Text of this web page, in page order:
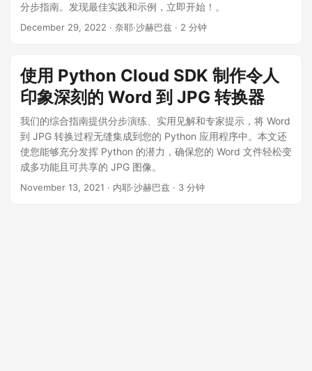
分步指南。发现最佳实践和示例，立即开始！。
December 29, 2022 · 奈耶·沙赫巴兹 · 2 分钟
使用 Python Cloud SDK 制作令人
印象深刻的 Word 到 JPG 转换器
我们的综合指南提供分步演练、实用见解和专家提示，将 Word
到 JPG 转换过程无缝集成到您的 Python 应用程序中。本文还
使您能够充分发挥 Python 的潜力，确保您的 Word 文件轻松变
成多功能且可共享的 JPG 图像。
November 13, 2021 · 内耶·沙赫巴兹 · 3 分钟